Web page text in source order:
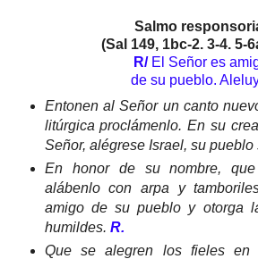
Salmo
(Sal 149, 1bc-2. 3-4. 5-
R/El Señor es
de su pueblo.
Entonen al Señor un canto
litúrgica proclámenlo. En su
Señor, alégrese Israel, su pueblo
En honor de su nombre, que
alábenlo con arpa y
amigo de su pueblo y otorga
humildes. R.
Que se alegren los fieles en